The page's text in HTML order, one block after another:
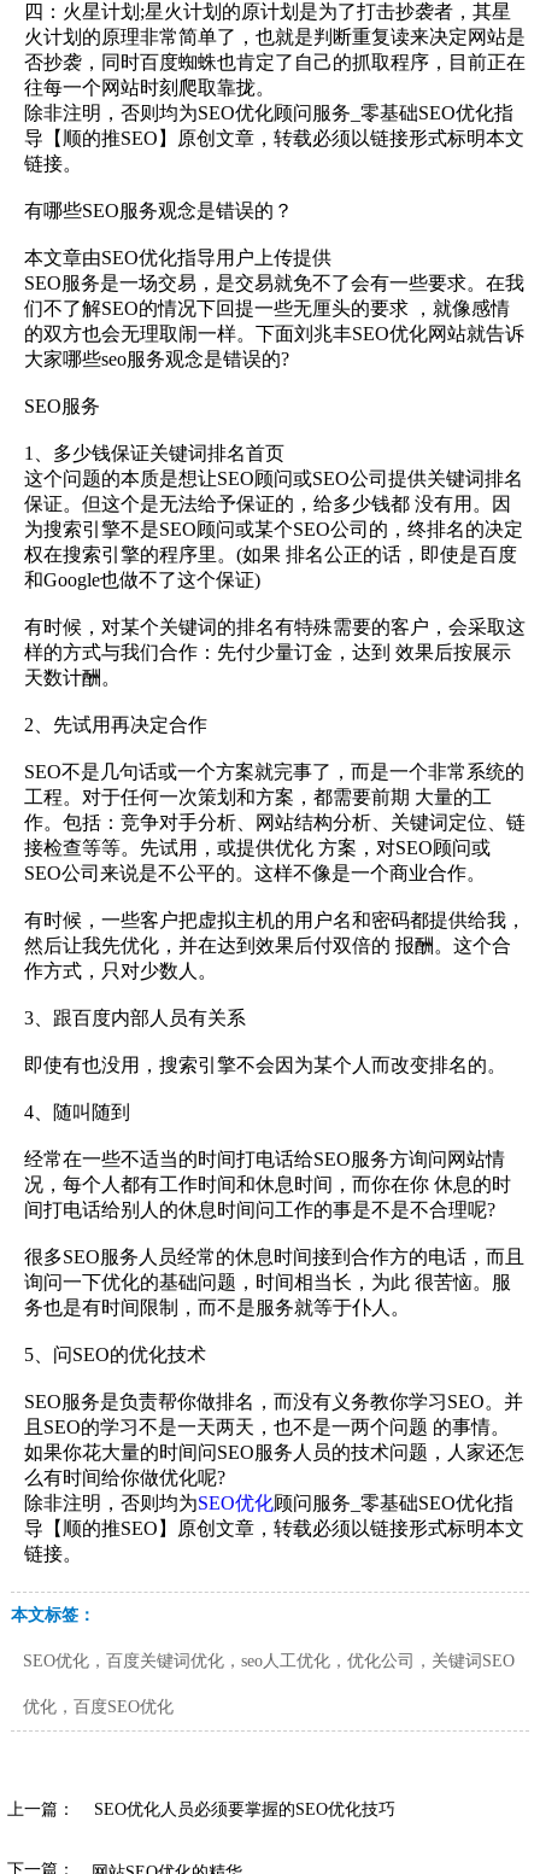
四：火星计划;星火计划的原计划是为了打击抄袭者，其星
火计划的原理非常简单了，也就是判断重复读来决定网站是
否抄袭，同时百度蜘蛛也肯定了自己的抓取程序，目前正在
往每一个网站时刻爬取靠拢。
除非注明，否则均为SEO优化顾问服务_零基础SEO优化指
导【顺的推SEO】原创文章，转载必须以链接形式标明本文
链接。
有哪些SEO服务观念是错误的？
本文章由SEO优化指导用户上传提供
SEO服务是一场交易，是交易就免不了会有一些要求。在我
们不了解SEO的情况下回提一些无厘头的要求 ，就像感情
的双方也会无理取闹一样。下面刘兆丰SEO优化网站就告诉
大家哪些seo服务观念是错误的?
SEO服务
1、多少钱保证关键词排名首页
这个问题的本质是想让SEO顾问或SEO公司提供关键词排名
保证。但这个是无法给予保证的，给多少钱都 没有用。因
为搜索引擎不是SEO顾问或某个SEO公司的，终排名的决定
权在搜索引擎的程序里。(如果 排名公正的话，即使是百度
和Google也做不了这个保证)
有时候，对某个关键词的排名有特殊需要的客户，会采取这
样的方式与我们合作：先付少量订金，达到 效果后按展示
天数计酬。
2、先试用再决定合作
SEO不是几句话或一个方案就完事了，而是一个非常系统的
工程。对于任何一次策划和方案，都需要前期 大量的工
作。包括：竞争对手分析、网站结构分析、关键词定位、链
接检查等等。先试用，或提供优化 方案，对SEO顾问或
SEO公司来说是不公平的。这样不像是一个商业合作。
有时候，一些客户把虚拟主机的用户名和密码都提供给我，
然后让我先优化，并在达到效果后付双倍的 报酬。这个合
作方式，只对少数人。
3、跟百度内部人员有关系
即使有也没用，搜索引擎不会因为某个人而改变排名的。
4、随叫随到
经常在一些不适当的时间打电话给SEO服务方询问网站情
况，每个人都有工作时间和休息时间，而你在你 休息的时
间打电话给别人的休息时间问工作的事是不是不合理呢?
很多SEO服务人员经常的休息时间接到合作方的电话，而且
询问一下优化的基础问题，时间相当长，为此 很苦恼。服
务也是有时间限制，而不是服务就等于仆人。
5、问SEO的优化技术
SEO服务是负责帮你做排名，而没有义务教你学习SEO。并
且SEO的学习不是一天两天，也不是一两个问题 的事情。
如果你花大量的时间问SEO服务人员的技术问题，人家还怎
么有时间给你做优化呢?
除非注明，否则均为SEO优化顾问服务_零基础SEO优化指
导【顺的推SEO】原创文章，转载必须以链接形式标明本文
链接。
本文标签：
SEO优化，百度关键词优化，seo人工优化，优化公司，关键词SEO
优化，百度SEO优化
上一篇： SEO优化人员必须要掌握的SEO优化技巧
下一篇：